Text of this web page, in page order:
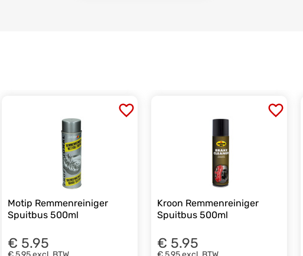
Motip Remmenreiniger
Spuitbus 500ml
€ 5.95
Kroon Remmenreiniger
Spuitbus 500ml
€ 5.95